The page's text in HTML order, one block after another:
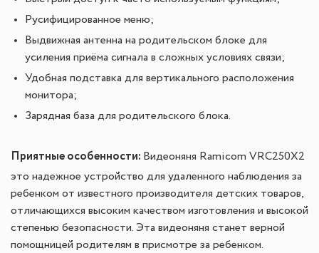
Русифицированное меню;
Выдвижная антенна на родительском блоке для
усиления приёма сигнала в сложных условиях связи;
Удобная подставка для вертикального расположения
монитора;
Зарядная база для родительского блока.
Приятные особенности: Видеоняня Ramicom VRC250X2
это надежное устройство для удаленного наблюдения за
ребенком от известного производителя детских товаров,
отличающихся высоким качеством изготовления и высокой
степенью безопасности. Эта видеоняня станет верной
помощницей родителям в присмотре за ребенком.